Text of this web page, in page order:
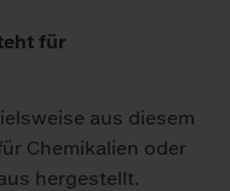
für
aus diesem
Chemikalien oder
hergestellt.